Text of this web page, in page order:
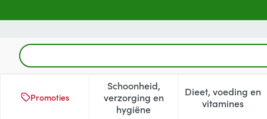
Product, merk, categorie...
Promoties
Schoonheid,
verzorging en
hygiëne
Toon submenu voor
Dieet, voeding en
vitamines
Toon